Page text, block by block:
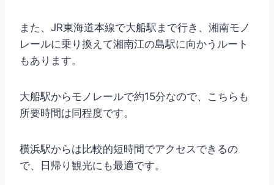
また、JR東海道本線で大船駅まで行き、湘南モノ
レールに乗り換えて湘南江の島駅に向かうルート
もあります。
大船駅からモノレールで約15分なので、こちらも
所要時間は同程度です。
横浜駅からは比較的短時間でアクセスできるの
で、日帰り観光にも最適です。